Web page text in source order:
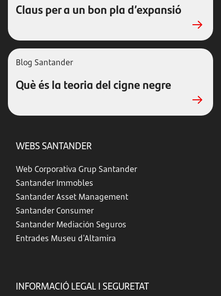
Claus per a un bon pla d’expansió
Blog Santander
Què és la teoria del cigne negre
WEBS SANTANDER
Web Corporativa Grup Santander
Santander Immobles
Santander Asset Management
Santander Consumer
Santander Mediación Seguros
Entrades Museu d'Altamira
INFORMACIÓ LEGAL I SEGURETAT